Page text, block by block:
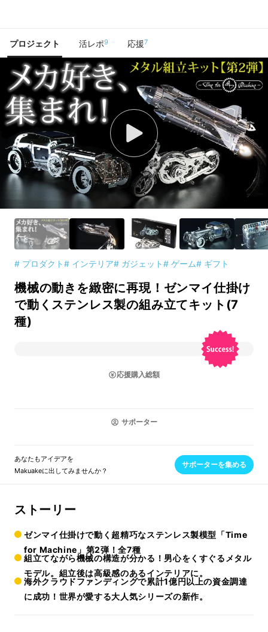
プロジェクト 活レポ9 応援7
# プロダクト# インテリア# ガジェット# ゲーム# ギフト
機械の動きを緻密に再現！ゼンマイ仕掛け
で動くステンレス製の組み立てキット(7
種)
応援購入総額
サポーター
あなたもアイデアを
Makuakeに出してみませんか？
サポーターを集める
ストーリー
ゼンマイ仕掛けで動く超精巧なステンレス製模型「Time
for Machine」第2弾！全7種
組立てながら機械の構造が分かる！男心をくすぐるメタル
モデル。組立後は高級感のあるインテリアに。
海外クラウドファンディングで累計1億円以上の資金調達
に成功！世界が愛する大人気シリーズの新作。